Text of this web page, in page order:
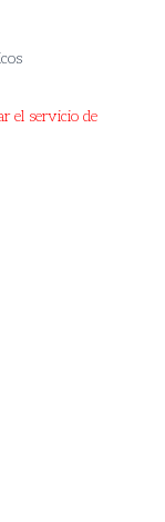
el servicio de